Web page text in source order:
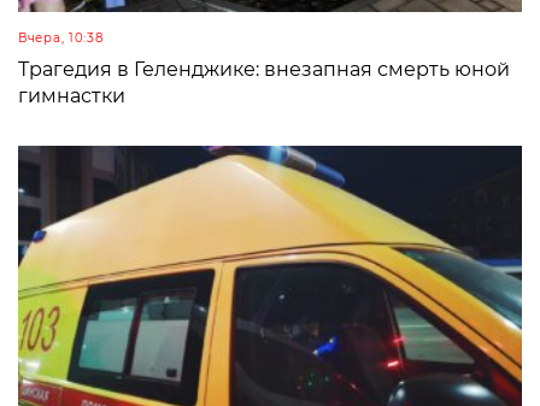
Вчера, 10:38
Трагедия в Геленджике: внезапная смерть юной
гимнастки